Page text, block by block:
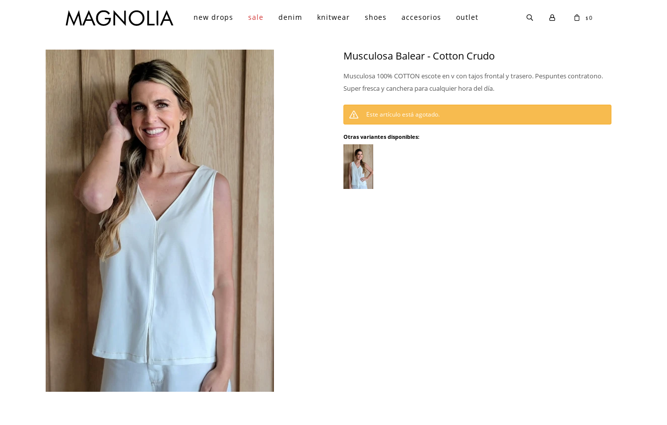
new drops sale denim knitwear shoes accesorios outlet $0
Musculosa Balear - Cotton Crudo
Musculosa 100% COTTON escote en v con tajos frontal y trasero. Pespuntes contratono.
Super fresca y canchera para cualquier hora del día.
Este artículo está agotado.
Otras variantes disponibles: